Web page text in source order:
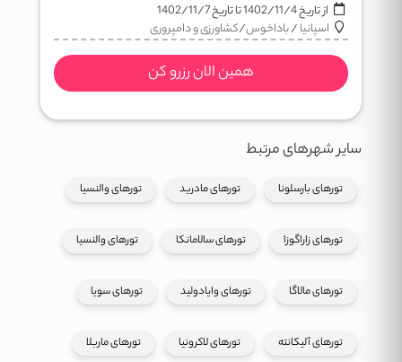
از تاریخ1402/11/4تا تاریخ1402/11/7
اسپانیا/باداخوس/کشاورزی و دامپروری
همین الان رزرو کن
سایر شهرهای مرتبط
تورهای بارسلونا تورهای مادرید تورهای والنسیا
تورهای زاراگوزا تورهای سالامانکا تورهای والنسیا
تورهای مالاگا تورهای وایادولید تورهای سویا
تورهای آلیکانته تورهای لاکرونیا تورهای ماربلا